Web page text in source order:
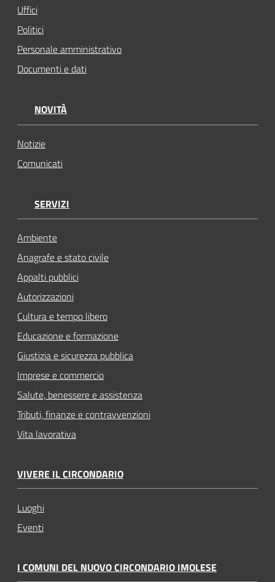
Uffici
Politici
Personale amministrativo
Documenti e dati
NOVITÀ
Notizie
Comunicati
SERVIZI
Ambiente
Anagrafe e stato civile
Appalti pubblici
Autorizzazioni
Cultura e tempo libero
Educazione e formazione
Giustizia e sicurezza pubblica
Imprese e commercio
Salute, benessere e assistenza
Tributi, finanze e contravvenzioni
Vita lavorativa
VIVERE IL CIRCONDARIO
Luoghi
Eventi
I COMUNI DEL NUOVO CIRCONDARIO IMOLESE